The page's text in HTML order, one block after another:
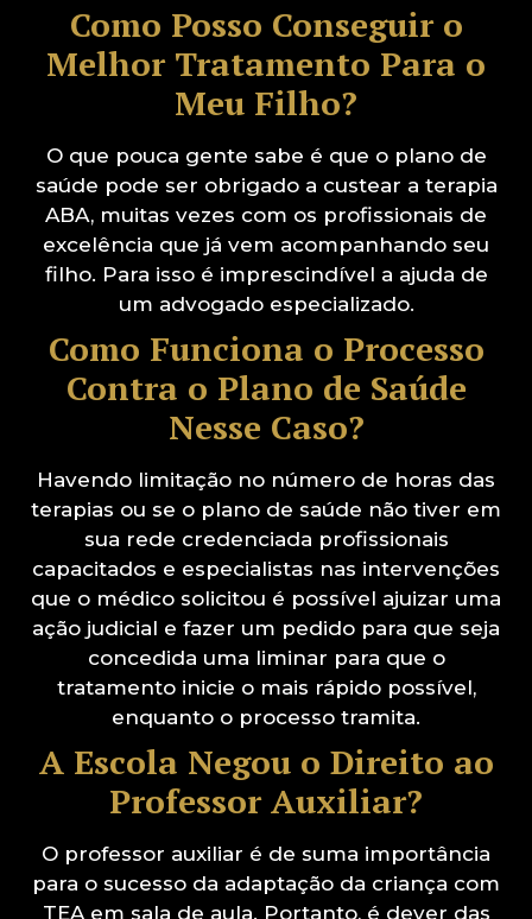
Como Posso Conseguir o
Melhor Tratamento Para o
Meu Filho?
O que pouca gente sabe é que o plano de
saúde pode ser obrigado a custear a terapia
ABA, muitas vezes com os profissionais de
excelência que já vem acompanhando seu
filho. Para isso é imprescindível a ajuda de
um advogado especializado.
Como Funciona o Processo
Contra o Plano de Saúde
Nesse Caso?
Havendo limitação no número de horas das
terapias ou se o plano de saúde não tiver em
sua rede credenciada profissionais
capacitados e especialistas nas intervenções
que o médico solicitou é possível ajuizar uma
ação judicial e fazer um pedido para que seja
concedida uma liminar para que o
tratamento inicie o mais rápido possível,
enquanto o processo tramita.
A Escola Negou o Direito ao
Professor Auxiliar?
O professor auxiliar é de suma importância
para o sucesso da adaptação da criança com
TEA em sala de aula. Portanto, é dever das